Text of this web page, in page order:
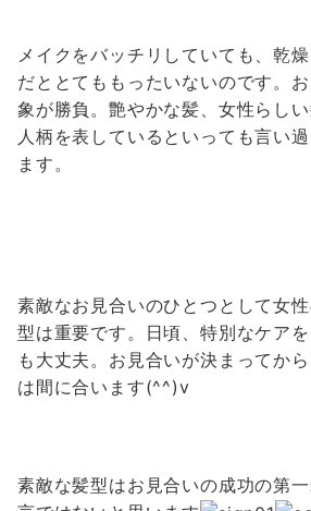
メイクをバッチリしていても、乾
だととてももったいないのです。
象が勝負。艶やかな髪、女性らし
人柄を表しているといっても言い
ます。
素敵なお見合いのひとつとして女
型は重要です。日頃、特別なケア
も大丈夫。お見合いが決まってか
は間に合います(^^)v
素敵な髪型はお見合いの成功の第